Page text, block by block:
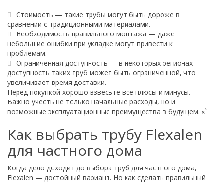
Стоимость — такие трубы могут быть дороже в
сравнении с традиционными материалами.
Необходимость правильного монтажа — даже
небольшие ошибки при укладке могут привести к
проблемам.
Ограниченная доступность — в некоторых регионах
доступность таких труб может быть ограниченной, что
увеличивает время доставки.
Перед покупкой хорошо взвесьте все плюсы и минусы.
Важно учесть не только начальные расходы, но и
возможные эксплуатационные преимущества в будущем. «`
Как выбрать трубу Flexalen
для частного дома
Когда дело доходит до выбора труб для частного дома,
Flexalen — достойный вариант. Но как сделать правильный